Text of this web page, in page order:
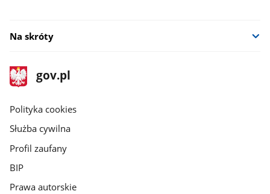
Na skróty
stopka
gov.pl
Strona
gov.pl
gov.pl
Polityka cookies
Służba cywilna
Profil zaufany
BIP
Prawa autorskie